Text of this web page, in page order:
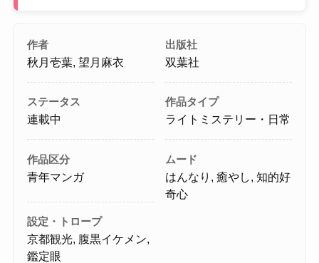
作者
秋月壱葉, 望月麻衣
出版社
双葉社
ステータス
連載中
作品タイプ
ライトミステリー・日常
作品区分
青年マンガ
ムード
はんなり, 癒やし, 知的好
奇心
設定・トロープ
京都観光, 腹黒イケメン,
鑑定眼